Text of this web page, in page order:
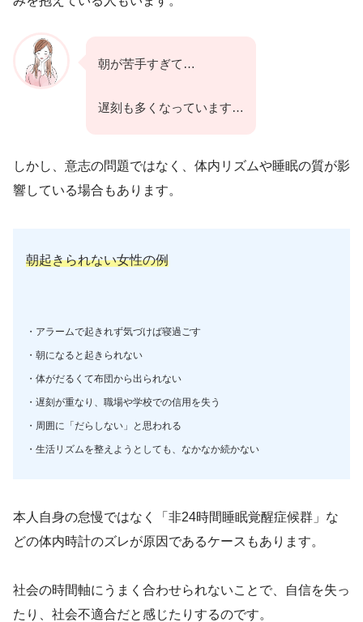
朝が苦手すぎて…
遅刻も多くなっています…
しかし、意志の問題ではなく、体内リズムや睡眠の質が影
響している場合もあります。
朝起きられない女性の例
・アラームで起きれず気づけば寝過ごす
・朝になると起きられない
・体がだるくて布団から出られない
・遅刻が重なり、職場や学校での信用を失う
・周囲に「だらしない」と思われる
・生活リズムを整えようとしても、なかなか続かない
本人自身の怠慢ではなく「非24時間睡眠覚醒症候群」な
どの体内時計のズレが原因であるケースもあります。
社会の時間軸にうまく合わせられないことで、自信を失っ
たり、社会不適合だと感じたりするのです。